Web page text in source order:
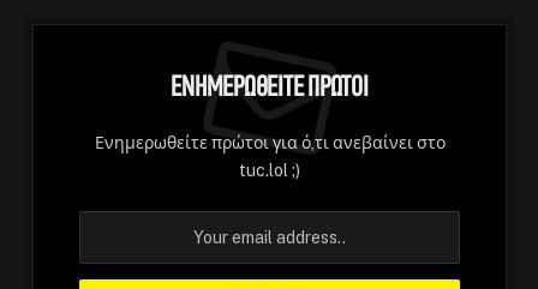
Ενημερωθείτε Πρώτοι
Ενημερωθείτε πρώτοι για ό,τι ανεβαίνει στο
tuc.lol ;)